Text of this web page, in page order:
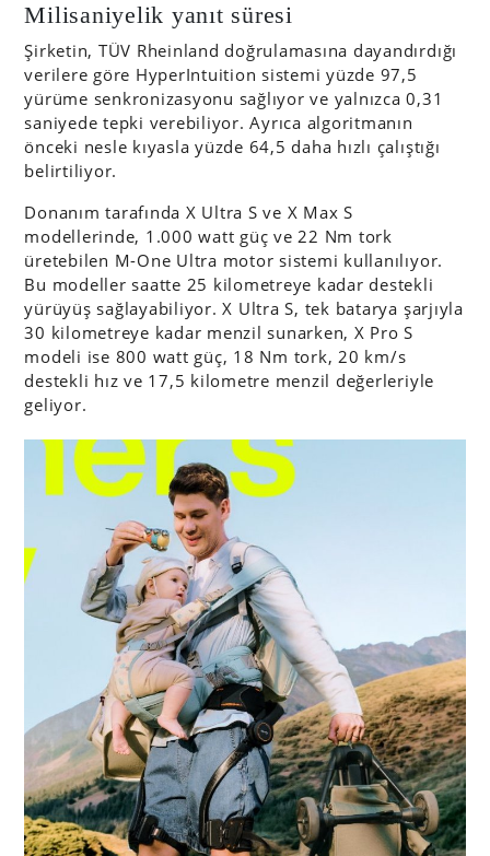
Milisaniyelik yanıt süresi
Şirketin, TÜV Rheinland doğrulamasına dayandırdığı
verilere göre HyperIntuition sistemi yüzde 97,5
yürüme senkronizasyonu sağlıyor ve yalnızca 0,31
saniyede tepki verebiliyor. Ayrıca algoritmanın
önceki nesle kıyasla yüzde 64,5 daha hızlı çalıştığı
belirtiliyor.
Donanım tarafında X Ultra S ve X Max S
modellerinde, 1.000 watt güç ve 22 Nm tork
üretebilen M-One Ultra motor sistemi kullanılıyor.
Bu modeller saatte 25 kilometreye kadar destekli
yürüyüş sağlayabiliyor. X Ultra S, tek batarya şarjıyla
30 kilometreye kadar menzil sunarken, X Pro S
modeli ise 800 watt güç, 18 Nm tork, 20 km/s
destekli hız ve 17,5 kilometre menzil değerleriyle
geliyor.